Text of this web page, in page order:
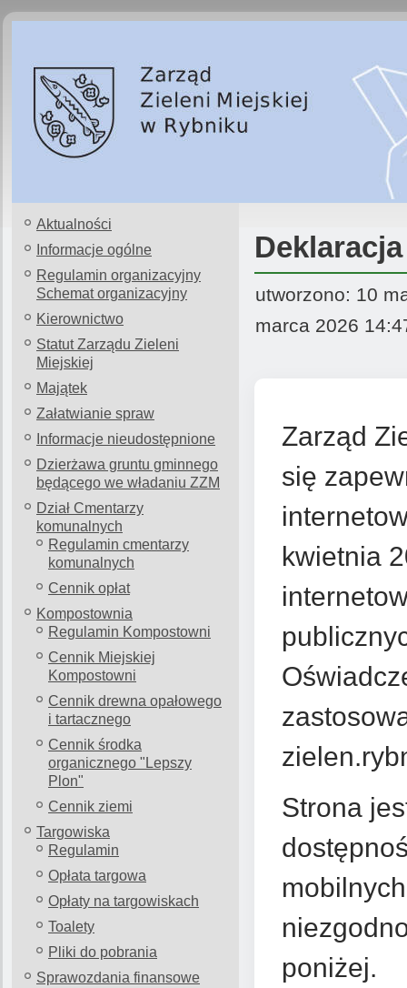
Aktualności
Informacje ogólne
Regulamin organizacyjny
Schemat organizacyjny
Kierownictwo
Statut Zarządu Zieleni
Miejskiej
Majątek
Załatwianie spraw
Informacje nieudostępnione
Dzierżawa gruntu gminnego
będącego we władaniu ZZM
Dział Cmentarzy
komunalnych
Regulamin cmentarzy
komunalnych
Cennik opłat
Kompostownia
Regulamin Kompostowni
Cennik Miejskiej
Kompostowni
Cennik drewna opałowego
i tartacznego
Cennik środka
organicznego "Lepszy
Plon"
Cennik ziemi
Targowiska
Regulamin
Opłata targowa
Opłaty na targowiskach
Toalety
Pliki do pobrania
Sprawozdania finansowe
utworzono: 10
marca 2026
Zarząd
się
kwietnia
Strona
poniżej.